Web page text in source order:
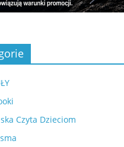
Czyta Dzieciom